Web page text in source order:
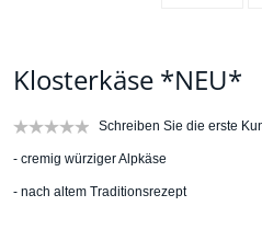
Klosterkäse *NEU*
Schreiben Sie die erste
- cremig würziger Alpkäse
- nach altem Traditionsrezept